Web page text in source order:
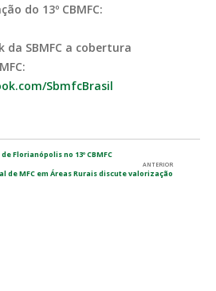
do 13º CBMFC:
da SBMFC a cobertura
SbmfcBrasil
Florianópolis no 13º CBMFC
ANTERIOR
de MFC em Áreas Rurais discute valorização